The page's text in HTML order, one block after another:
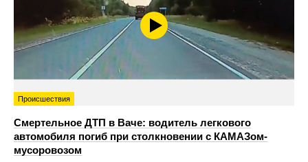
Происшествия
Смертельное ДТП в Ваче: водитель легкового
автомобиля погиб при столкновении с КАМАЗом-
мусоровозом